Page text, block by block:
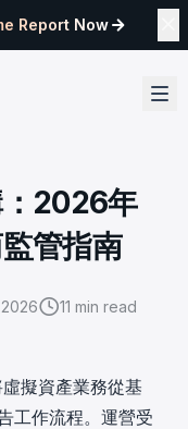
Report Now
：2026年
管指南
11 min read
擬資產業務從基
工作流程。運營受